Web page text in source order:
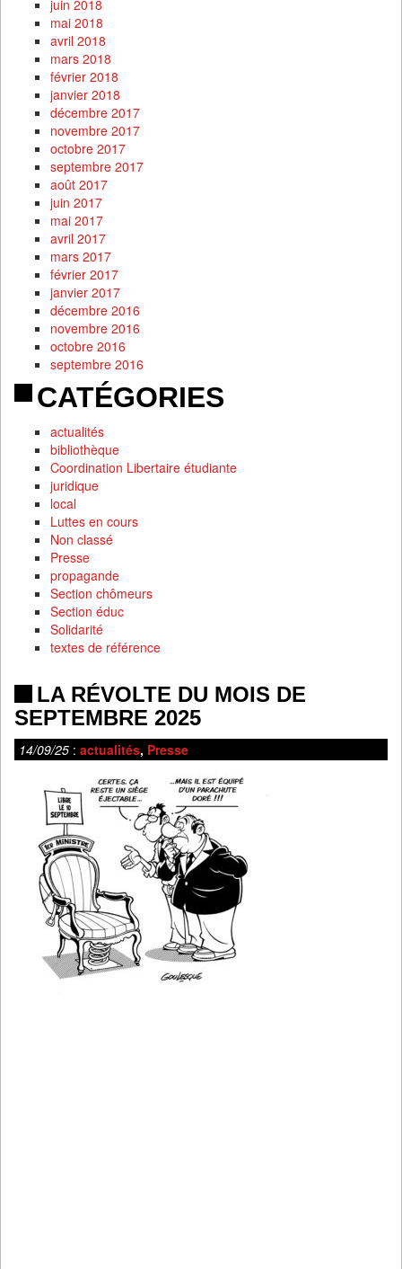
juin 2018
mai 2018
avril 2018
mars 2018
février 2018
janvier 2018
décembre 2017
novembre 2017
octobre 2017
septembre 2017
août 2017
juin 2017
mai 2017
avril 2017
mars 2017
février 2017
janvier 2017
décembre 2016
novembre 2016
octobre 2016
septembre 2016
CATÉGORIES
actualités
bibliothèque
Coordination Libertaire étudiante
juridique
local
Luttes en cours
Non classé
Presse
propagande
Section chômeurs
Section éduc
Solidarité
textes de référence
LA RÉVOLTE DU MOIS DE
SEPTEMBRE 2025
14/09/25 : actualités, Presse